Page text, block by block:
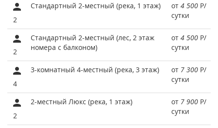
2
Стандартный 2-местный (река, 1 этаж) от 4 500 Р/
сутки
2
Стандартный 2-местный (лес, 2 этаж
номера с балконом)
от 4 500 Р/
сутки
4
3-комнатный 4-местный (река, 3 этаж) от 7 300 Р/
сутки
2
2-местный Люкс (река, 1 этаж) от 7 900 Р/
сутки